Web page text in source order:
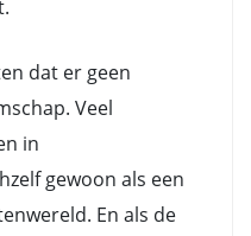
dat er geen
Veel
in
gewoon als een
En als de